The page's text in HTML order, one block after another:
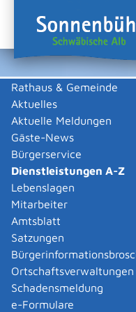
Rathaus & Gemeinde
Aktuelles
Aktuelle Meldungen
Gäste-News
Bürgerservice
Dienstleistungen A-Z
Lebenslagen
Mitarbeiter
Amtsblatt
Satzungen
Ortschaftsverwaltungen
Schadensmeldung
e-Formulare
Sie sind hier:
Dienstleistungen A-Z
Leistungen
Vielzahl von
Informationen zu den
einer bestimmen